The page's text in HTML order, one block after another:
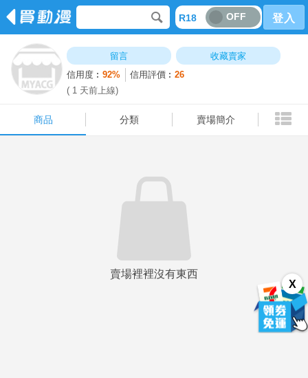
R18 OFF 登入
留言
收藏賣家
信用度︰92% 信用評價︰26
( 1 天前上線)
商品 分類 賣場簡介
X
賣場裡裡沒有東西
商品 分類 賣場簡介